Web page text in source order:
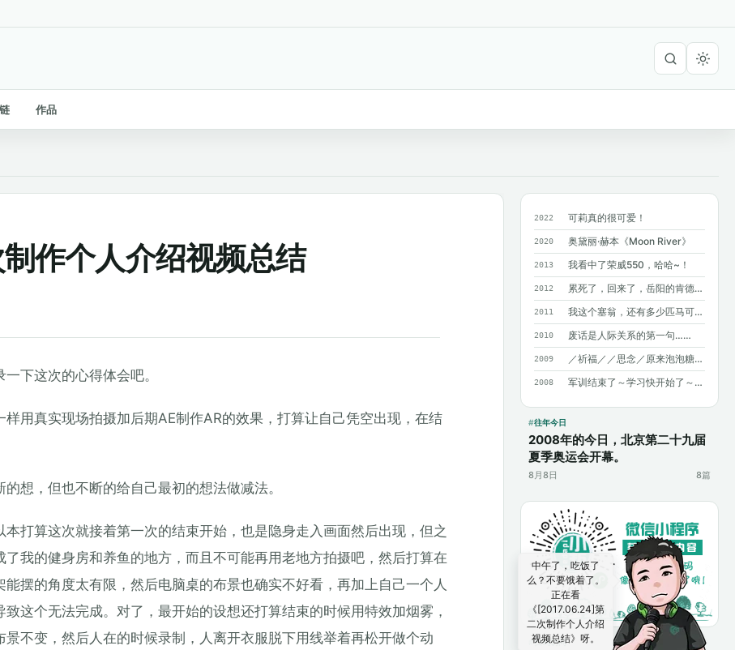
作品
2022 可莉真的很可爱！
2020 奥黛丽·赫本《Moon River》
2013 我看中了荣威550，哈哈~！
2012 累死了，回来了，岳阳的肯德基附近没有麦...
2011 我这个塞翁，还有多少匹马可以丢掉呢？
2010 废话是人际关系的第一句……
2009 ／祈福／／思念／原来泡泡糖不能吞呀~
2008 军训结束了～学习快开始了～加油～加油～
往年今日
2008年的今日，北京第二十九届
夏季奥运会开幕。
8月8日 8篇
扫码访问
作个人介绍视频总结
下这次的心得体会吧。
用真实现场拍摄加后期AE制作AR的效果，打算让自己凭空出现，在结
想，但也不断的给自己最初的想法做减法。
打算这次就接着第一次的结束开始，也是隐身走入画面然后出现，但之
我的健身房和养鱼的地方，而且不可能再用老地方拍摄吧，然后打算在
摆的角度太有限，然后电脑桌的布景也确实不好看，再加上自己一个人
这个无法完成。对了，最开始的设想还打算结束的时候用特效加烟雾，
不变，然后人在的时候录制，人离开衣服脱下用线举着再松开做个动